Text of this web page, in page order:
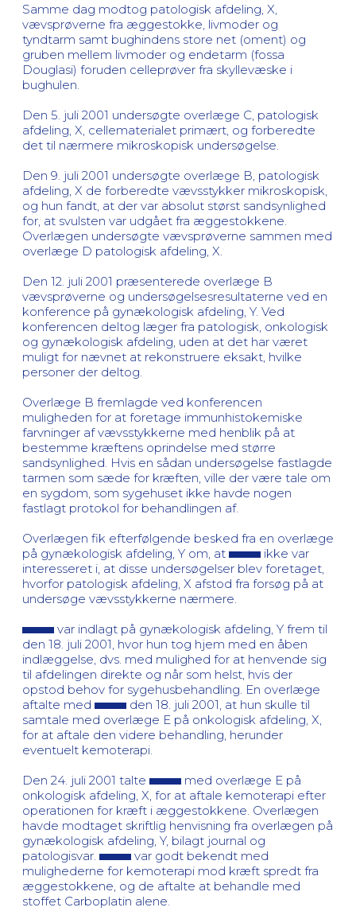
Samme dag modtog patologisk afdeling, X,
vævsprøverne fra æggestokke, livmoder og
tyndtarm samt bughindens store net (oment) og
gruben mellem livmoder og endetarm (fossa
Douglasi) foruden celleprøver fra skyllevæske i
bughulen.
Den 5. juli 2001 undersøgte overlæge C, patologisk
afdeling, X, cellematerialet primært, og forberedte
det til nærmere mikroskopisk undersøgelse.
Den 9. juli 2001 undersøgte overlæge B, patologisk
afdeling, X de forberedte vævsstykker mikroskopisk,
og hun fandt, at der var absolut størst sandsynlighed
for, at svulsten var udgået fra æggestokkene.
Overlægen undersøgte vævsprøverne sammen med
overlæge D patologisk afdeling, X.
Den 12. juli 2001 præsenterede overlæge B
vævsprøverne og undersøgelsesresultaterne ved en
konference på gynækologisk afdeling, Y. Ved
konferencen deltog læger fra patologisk, onkologisk
og gynækologisk afdeling, uden at det har været
muligt for nævnet at rekonstruere eksakt, hvilke
personer der deltog.
Overlæge B fremlagde ved konferencen
muligheden for at foretage immunhistokemiske
farvninger af vævsstykkerne med henblik på at
bestemme kræftens oprindelse med større
sandsynlighed. Hvis en sådan undersøgelse fastlagde
tarmen som sæde for kræften, ville der være tale om
en sygdom, som sygehuset ikke havde nogen
fastlagt protokol for behandlingen af.
Overlægen fik efterfølgende besked fra en overlæge
på gynækologisk afdeling, Y om, at
ikke var
interesseret i, at disse undersøgelser blev foretaget,
hvorfor patologisk afdeling, X afstod fra forsøg på at
undersøge vævsstykkerne nærmere.
var indlagt på gynækologisk afdeling, Y frem til
den 18. juli 2001, hvor hun tog hjem med en åben
indlæggelse, dvs. med mulighed for at henvende sig
til afdelingen direkte og når som helst, hvis der
opstod behov for sygehusbehandling. En overlæge
aftalte med
den 18. juli 2001, at hun skulle til
samtale med overlæge E på onkologisk afdeling, X,
for at aftale den videre behandling, herunder
eventuelt kemoterapi.
Den 24. juli 2001 talte
med overlæge E på
onkologisk afdeling, X, for at aftale kemoterapi efter
operationen for kræft i æggestokkene. Overlægen
havde modtaget skriftlig henvisning fra overlægen på
gynækologisk afdeling, Y, bilagt journal og
patologisvar.
var godt bekendt med
mulighederne for kemoterapi mod kræft spredt fra
æggestokkene, og de aftalte at behandle med
stoffet Carboplatin alene.